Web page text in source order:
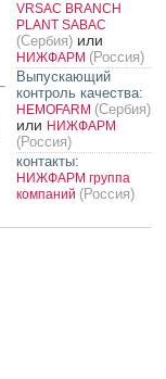
VRSAC BRANCH
PLANT SABAC
(Сербия) или
НИЖФАРМ (Россия)
Выпускающий
контроль качества:
HEMOFARM (Сербия)
или НИЖФАРМ
(Россия)
контакты:
НИЖФАРМ группа
компаний (Россия)